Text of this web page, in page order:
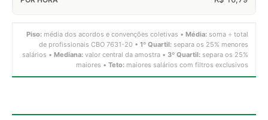
Piso: média dos acordos e convenções coletivas • Média: soma ÷ total
de profissionais CBO 7631-20 • 1º Quartil: separa os 25% menores
salários • Mediana: valor central da amostra • 3º Quartil: separa os 25%
maiores • Teto: maiores salários com filtros exclusivos